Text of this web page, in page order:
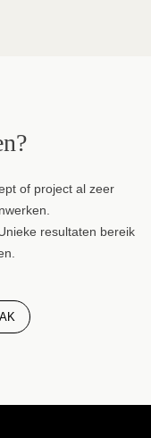
of project al zeer
resultaten bereik